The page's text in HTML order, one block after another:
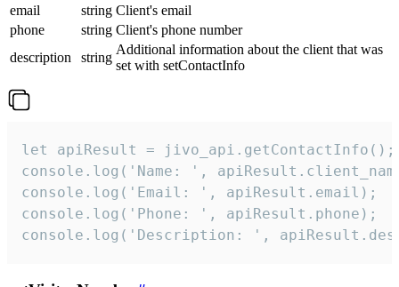
email
string Client's email
phone
string Client's phone number
description
string
Additional information about the client that was
set with setContactInfo
let apiResult = jivo_api.getContactInfo();
console.log('Name: ',
console.log('Email: ', apiResult.email);
console.log('Phone: ', apiResult.phone);
console.log('Description: ',